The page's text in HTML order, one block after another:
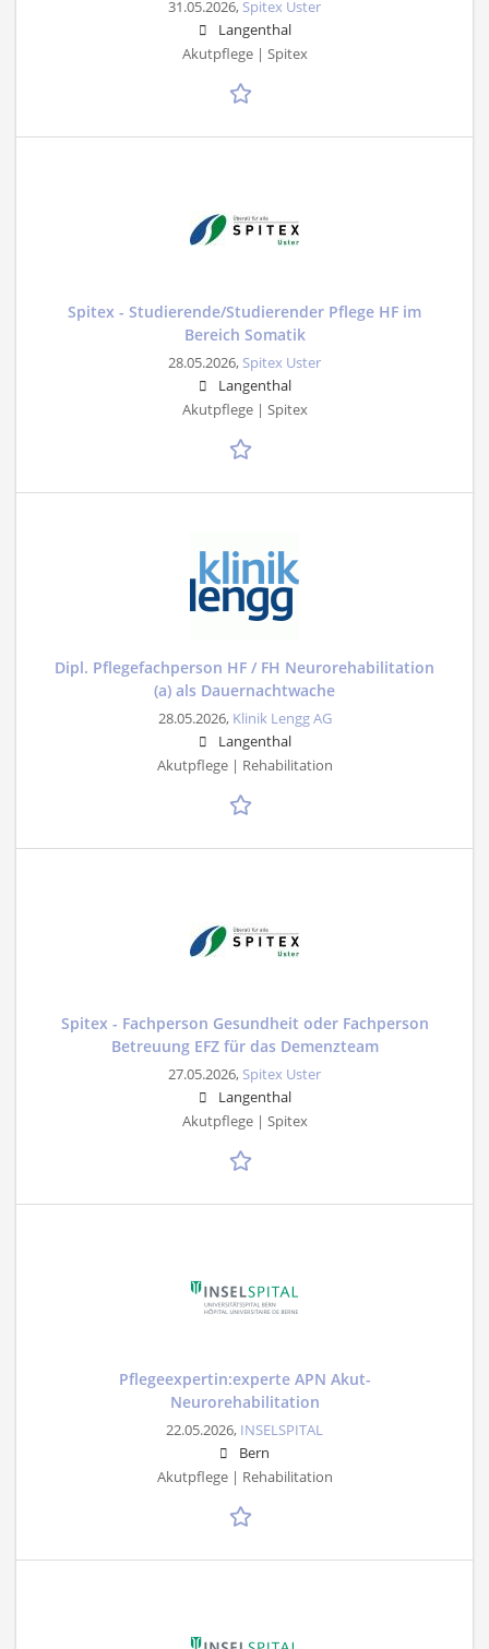
31.05.2026, Spitex Uster
Langenthal
Akutpflege | Spitex
Spitex - Studierende/Studierender Pflege HF im
Bereich Somatik
28.05.2026, Spitex Uster
Langenthal
Akutpflege | Spitex
Dipl. Pflegefachperson HF / FH Neurorehabilitation
(a) als Dauernachtwache
28.05.2026, Klinik Lengg AG
Langenthal
Akutpflege | Rehabilitation
Spitex - Fachperson Gesundheit oder Fachperson
Betreuung EFZ für das Demenzteam
27.05.2026, Spitex Uster
Langenthal
Akutpflege | Spitex
Pflegeexpertin:experte APN Akut-
Neurorehabilitation
22.05.2026, INSELSPITAL
Bern
Akutpflege | Rehabilitation